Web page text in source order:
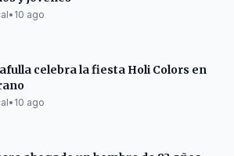
• 10 ago
celebra la fiesta Holi Colors en
• 10 ago